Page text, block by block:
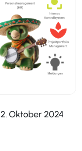
2. Oktober 2024